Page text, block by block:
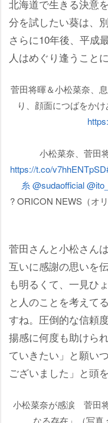
北海道で生きる決意
分を試したい葵は、
さらに10年後、平成
人はめぐり逢うこと
菅田将暉＆小松菜奈、
り、顔面につばをか
小松菜奈、菅田
https://t.co/v7hhENTpSD
糸@sudaofficial
? ORICON NEWS（オ
菅田さんと小松さん
互いに感謝の思いを
も明るくて、一見ひ
と人のことを考えて
すね。圧倒的な信頼
揚感に何度も助けら
ていきたい」と願い
ございました」と頭
小松菜奈が感涙 菅田